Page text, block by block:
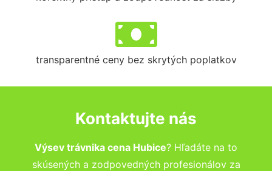
transparentné ceny bez skrytých poplatkov
Kontaktujte nás
Výsev trávnika cena Hubice? Hľadáte na to
skúsených a zodpovedných profesionálov za